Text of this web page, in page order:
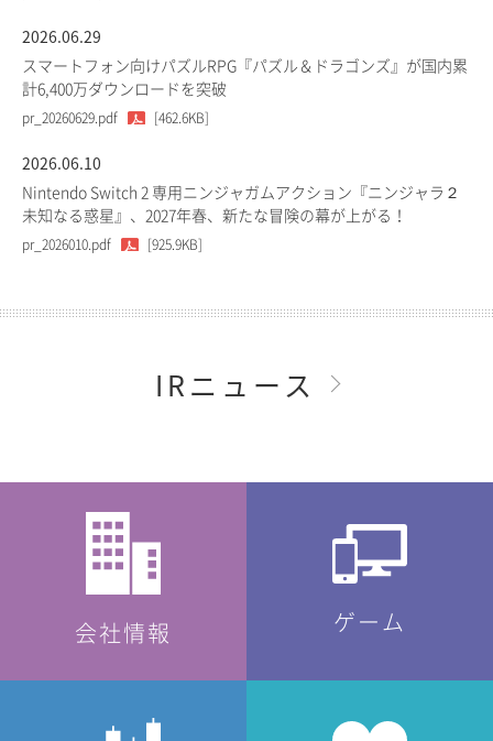
2026.06.29
スマートフォン向けパズルRPG『パズル＆ドラゴンズ』が国内累
計6,400万ダウンロードを突破
pr_20260629.pdf [462.6KB]
2026.06.10
Nintendo Switch 2 専用ニンジャガムアクション『ニンジャラ２
未知なる惑星』、2027年春、新たな冒険の幕が上がる！
pr_2026010.pdf [925.9KB]
IRニュース
会社情報
ゲーム